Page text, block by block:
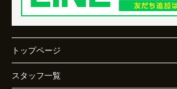
トップページ
スタッフ一覧